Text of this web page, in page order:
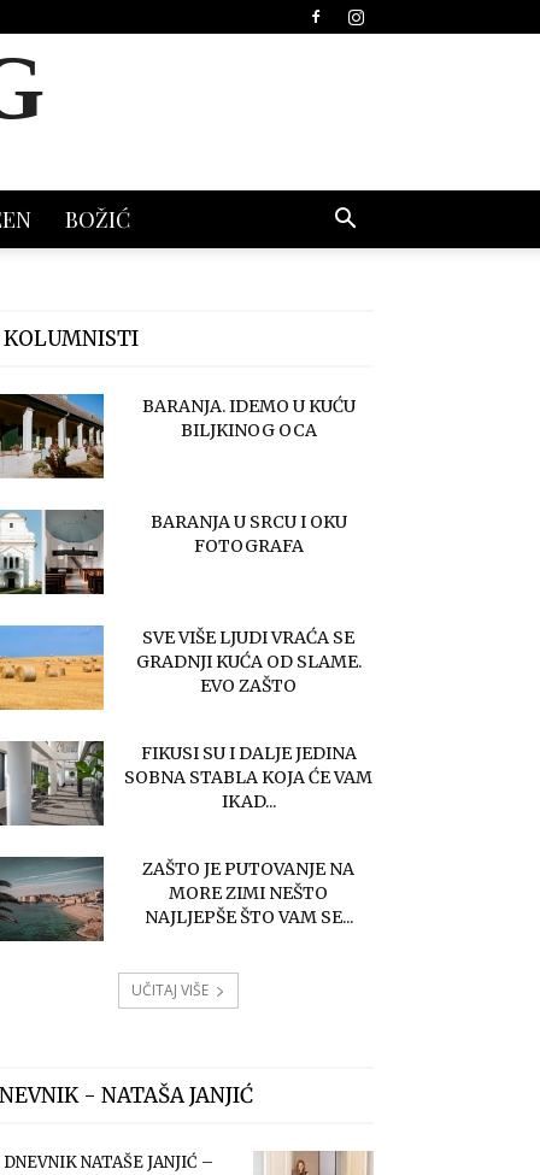
BOŽIĆ
KOLUMNISTI
BARANJA. IDEMO U KUĆU
BILJKINOG OCA
BARANJA U SRCU I OKU
FOTOGRAFA
SVE VIŠE LJUDI VRAĆA SE
GRADNJI KUĆA OD SLAME.
EVO ZAŠTO
FIKUSI SU I DALJE JEDINA
SOBNA STABLA KOJA ĆE VAM
IKAD...
ZAŠTO JE PUTOVANJE NA
MORE ZIMI NEŠTO
NAJLJEPŠE ŠTO VAM SE...
UČITAJ VIŠE
- NATAŠA JANJIĆ
DNEVNIK NATAŠE JANJIĆ –